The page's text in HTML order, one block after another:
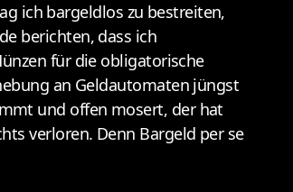
ich bargeldlos zu bestreiten,
berichten, dass ich
für die obligatorische
an Geldautomaten jüngst
und offen mosert, der hat
verloren. Denn Bargeld per se